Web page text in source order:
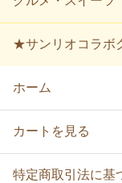
★サンリオコラボ
ホーム
カートを見る
特定商取引法に基